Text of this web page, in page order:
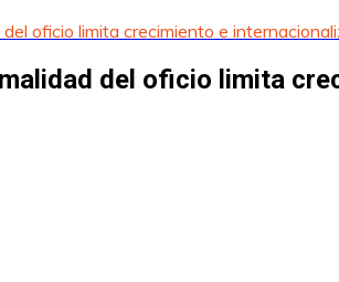
oficio limita crecimiento e
del oficio limita